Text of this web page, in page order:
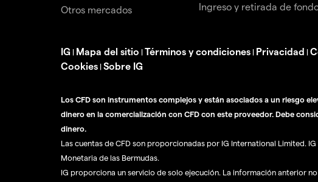
Otros mercados
Ingreso y retirada de
IG | Mapa del sitio | Términos y condiciones | Privacidad |
Cookies | Sobre IG
Los CFD son instrumentos complejos y están asociados a un riesgo
dinero en la comercialización con CFD con este proveedor. Debe
dinero.
Las cuentas de CFD son proporcionadas por IG International Limited.
Monetaria de las Bermudas.
IG proporciona un servicio de solo ejecución. La información anterior